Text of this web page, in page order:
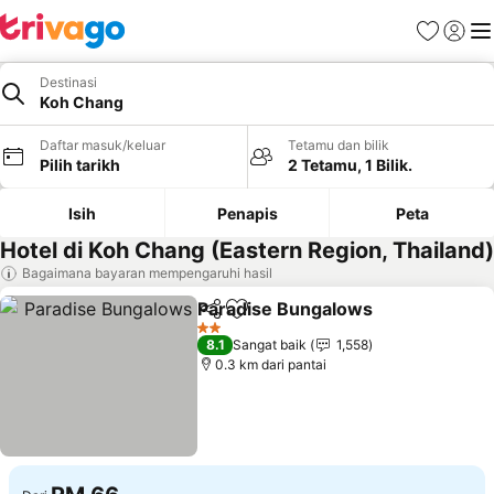
Kegemaran
Daftar
Destinasi
Koh Chang
Daftar masuk/keluar
Pilih tarikh
Tetamu dan bilik
2 Tetamu, 1 Bilik.
Isih Penapis Peta
Hotel di Koh Chang (Eastern Region, Thailand)
Bagaimana bayaran mempengaruhi hasil
KongsiTambah ke favorit
Paradise Bungalows
2 Bintang
8.1 Sangat baik
1,558
0.3 km dari pantai